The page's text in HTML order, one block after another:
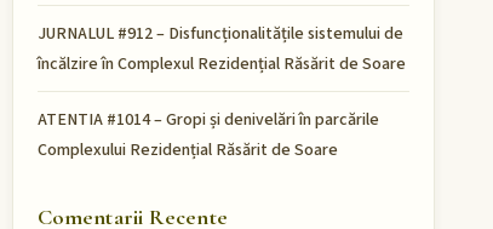
JURNALUL #912 – Disfuncționalitățile sistemului de
încălzire în Complexul Rezidențial Răsărit de Soare
ATENTIA #1014 – Gropi și denivelări în parcările
Complexului Rezidențial Răsărit de Soare
Comentarii Recente